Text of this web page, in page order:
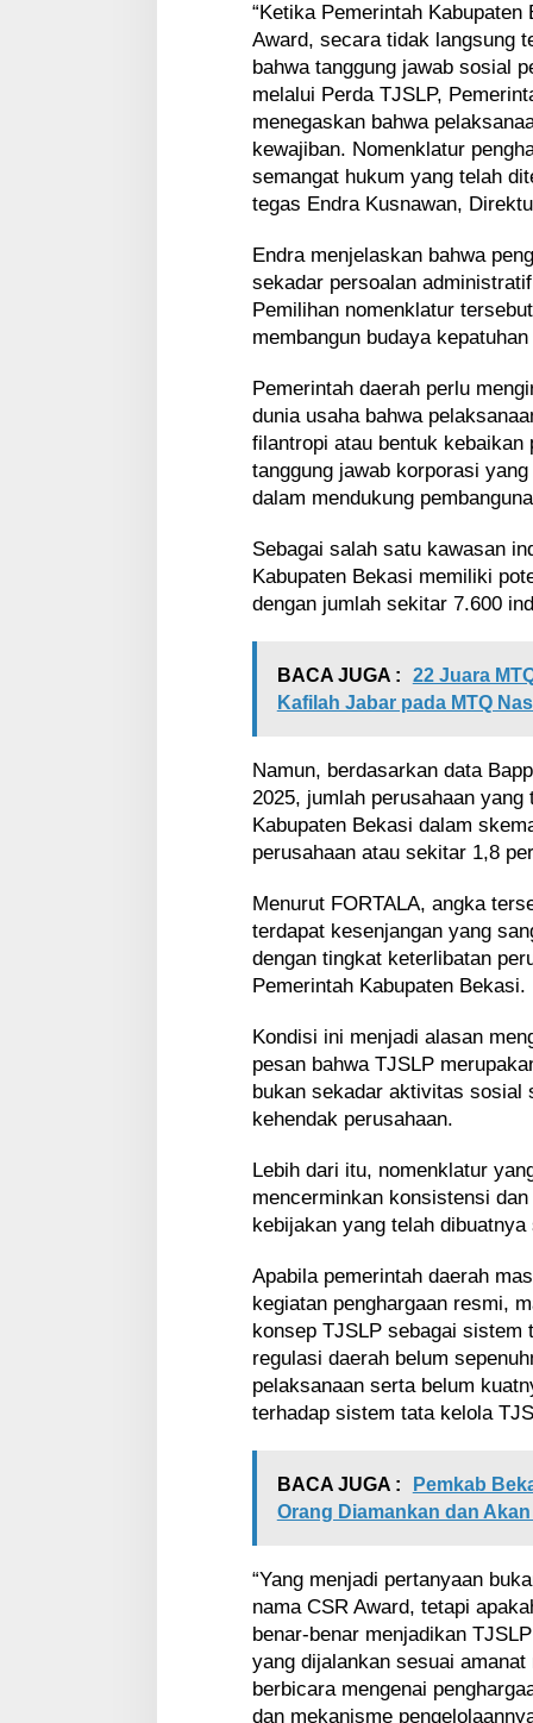
“Ketika Pemerintah
Award, secara tidak langsung
bahwa tanggung jawab sosial
melalui Perda TJSLP,
menegaskan bahwa
kewajiban. Nomenklatur
semangat hukum yang telah
tegas Endra Kusnawan,
Endra menjelaskan bahwa
sekadar persoalan
Pemilihan nomenklatur
membangun budaya
Pemerintah daerah perlu
dunia usaha bahwa
filantropi atau bentuk kebaikan
tanggung jawab korporasi
dalam mendukung
Sebagai salah satu kawasan
Kabupaten Bekasi memiliki
dengan jumlah sekitar 7.600
BACA JUGA :
22 Juara
Kafilah Jabar pada MTQ
Namun, berdasarkan data
2025, jumlah perusahaan
Kabupaten Bekasi dalam
perusahaan atau sekitar 1,8
Menurut FORTALA, angka
terdapat kesenjangan yang
dengan tingkat keterlibatan
Pemerintah Kabupaten Bekasi.
Kondisi ini menjadi alasan
pesan bahwa TJSLP
bukan sekadar aktivitas sosial
kehendak perusahaan.
Lebih dari itu, nomenklatur
mencerminkan konsistensi
kebijakan yang telah dibuatnya
Apabila pemerintah daerah
kegiatan penghargaan resmi,
konsep TJSLP sebagai sistem
regulasi daerah belum
pelaksanaan serta belum
terhadap sistem tata kelola
BACA JUGA :
Pemkab
Orang Diamankan dan
“Yang menjadi pertanyaan
nama CSR Award, tetapi
benar-benar menjadikan
yang dijalankan sesuai
berbicara mengenai
dan mekanisme